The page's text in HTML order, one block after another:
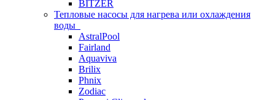
BITZER
Тепловые насосы для нагрева или охлаждения
воды
AstralPool
Fairland
Aquaviva
Brilix
Phnix
Zodiac